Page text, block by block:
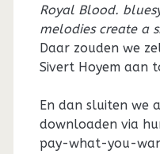
Royal Blood.
melodies create a
Daar zouden we
Sivert Hoyem aan
En dan sluiten we
downloaden via
pay-what-you-